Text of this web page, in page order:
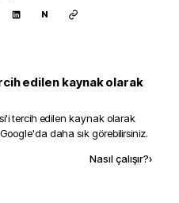
N
edilen kaynak olarak
'i tercih edilen kaynak olarak
daha sık görebilirsiniz.
Nasıl çalışır?›